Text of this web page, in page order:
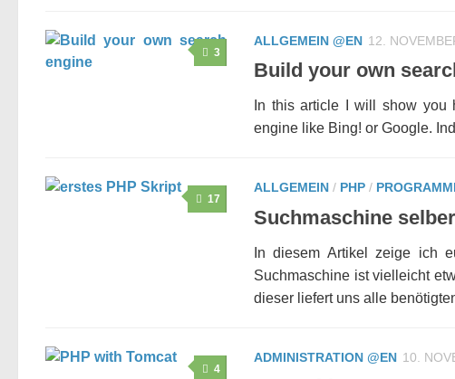
3
ALLGEMEIN @EN 12.
Build your own
In this article I will show you
engine like Bing! or Google.
17
ALLGEMEIN / PHP /
Suchmaschine
In diesem Artikel zeige ich
Suchmaschine ist vielleicht
dieser liefert uns alle
4
ADMINISTRATION @EN 10.